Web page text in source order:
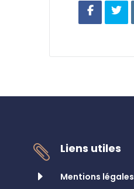

Liens utiles
E
Mentions légales